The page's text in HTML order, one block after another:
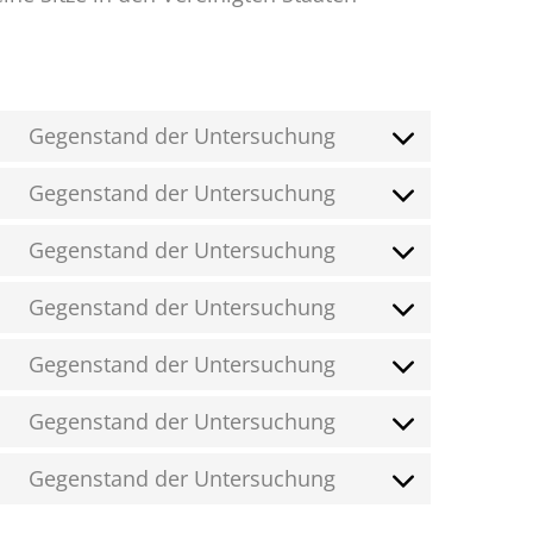
Gegenstand der Untersuchung
Gegenstand der Untersuchung
Gegenstand der Untersuchung
Gegenstand der Untersuchung
Gegenstand der Untersuchung
Gegenstand der Untersuchung
Gegenstand der Untersuchung